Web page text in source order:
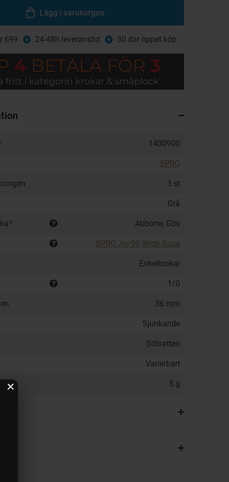
×
Lägg i varukorgen
699 24-48h leveranstid 30 dar öppet köp
1400900
SPRO
3 st
Grå
Abborre, Gös
SPRO Jig 90 Wide Gape
Enkelkrokar
1/0
36 mm
Sjunkande
Sötvatten
Varierbart
5 g